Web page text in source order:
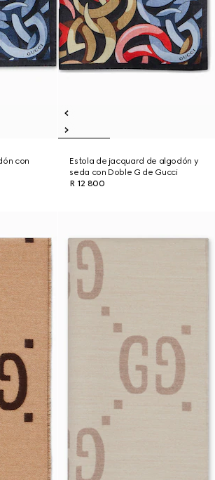
con
Estola de jacquard de algodón y
seda con Doble G de Gucci
R 12 800